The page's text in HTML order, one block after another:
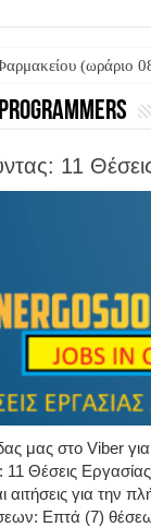
(ωράριο
11
μας στο Viber
Θέσεις
αιτήσεις για την
Επτά (7)